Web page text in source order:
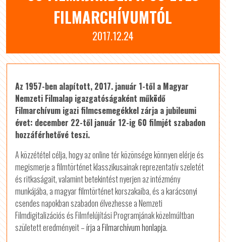
FILMARCHÍVUMTÓL
2017.12.24
Az 1957-ben alapított, 2017. január 1-től a Magyar
Nemzeti Filmalap igazgatóságaként működő
Filmarchívum igazi filmcsemegékkel zárja a jubileumi
évet: december 22-től január 12-ig 60 filmjét szabadon
hozzáférhetővé teszi.
A közzététel célja, hogy az online tér közönsége könnyen elérje és
megismerje a filmtörténet klasszikusainak reprezentatív szeletét
és ritkaságait, valamint betekintést nyerjen az intézmény
munkájába, a magyar filmtörténet korszakaiba, és a karácsonyi
csendes napokban szabadon élvezhesse a Nemzeti
Filmdigitalizációs és Filmfelújítási Programjának közelmúltban
született eredményeit –írja a Filmarchívum honlapja.